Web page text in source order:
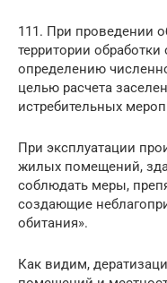
111. При проведении
территории
определению
целью расчета
истребительных
При эксплуатации
жилых помещений,
соблюдать меры,
создающие
обитания».
Как видим,